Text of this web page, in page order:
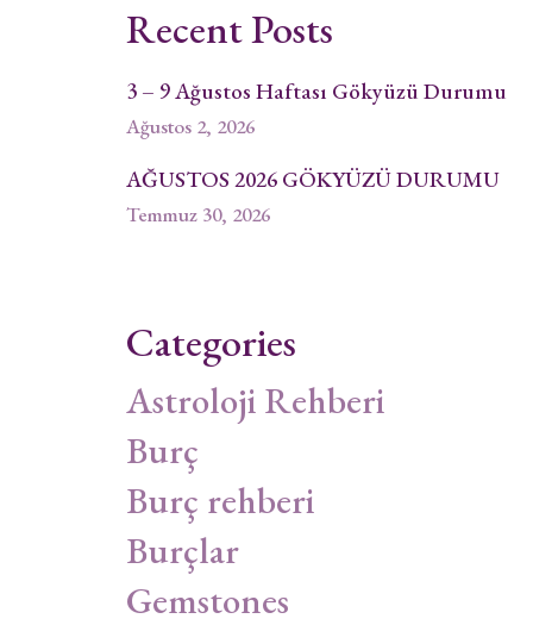
Recent Posts
3 – 9 Ağustos Haftası Gökyüzü Durumu
Ağustos 2, 2026
AĞUSTOS 2026 GÖKYÜZÜ DURUMU
Temmuz 30, 2026
Categories
Astroloji Rehberi
Burç
Burç rehberi
Burçlar
Gemstones